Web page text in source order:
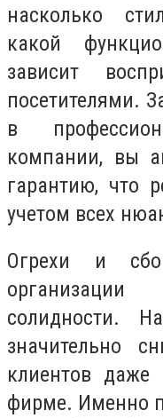
насколько
какой
зависит
посетителями.
в
компании, вы
гарантию, что
учетом всех
Огрехи и
солидности.
значительно
клиентов даже
фирме. Именно